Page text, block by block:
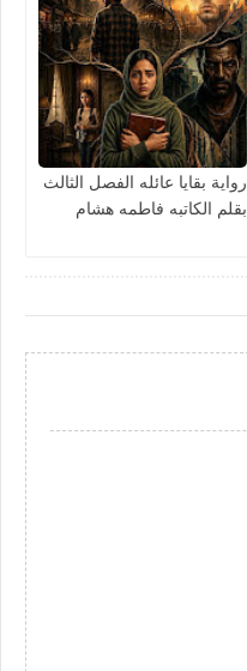
رواية بقايا عائله الفصل الثالث
بقلم الكاتبه فاطمه هشام